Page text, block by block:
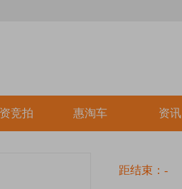
竞拍 惠淘车 资讯
距结束：-